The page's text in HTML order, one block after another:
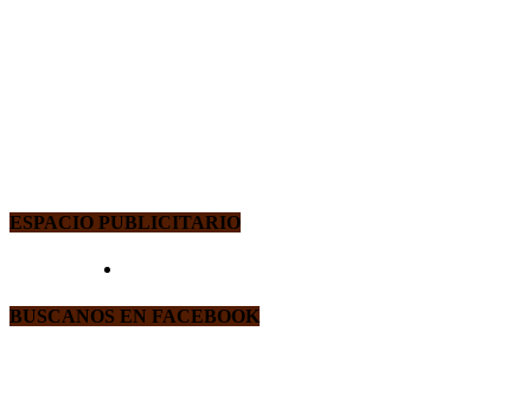
ESPACIO PUBLICITARIO
BUSCANOS EN FACEBOOK